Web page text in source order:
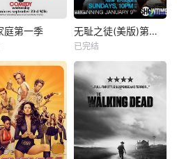
庭第一季 无耻之徒(美版)第一季
已完结